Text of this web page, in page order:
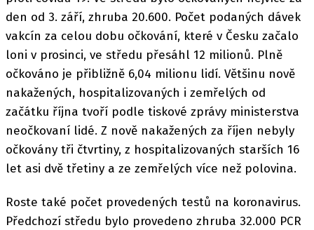
den od 3. září, zhruba 20.600. Počet podaných dávek
vakcín za celou dobu očkování, které v Česku začalo
loni v prosinci, ve středu přesáhl 12 milionů. Plně
očkováno je přibližně 6,04 milionu lidí. Většinu nově
nakažených, hospitalizovaných i zemřelých od
začátku října tvoří podle tiskové zprávy ministerstva
neočkovaní lidé. Z nově nakažených za říjen nebyly
očkovány tři čtvrtiny, z hospitalizovaných starších 16
let asi dvě třetiny a ze zemřelých více než polovina.
Roste také počet provedených testů na koronavirus.
Předchozí středu bylo provedeno zhruba 32.000 PCR